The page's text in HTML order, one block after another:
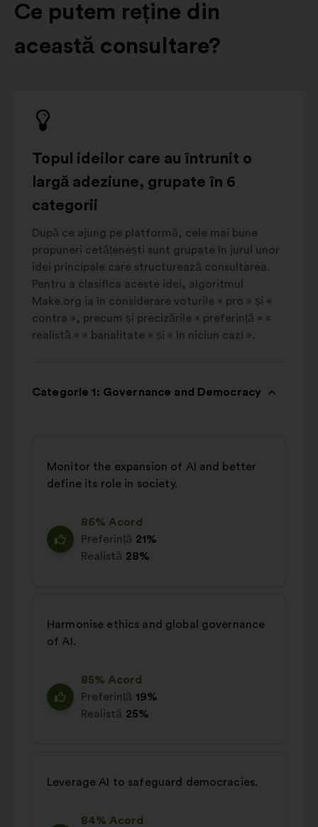
Ce putem reține din
această consultare?
Topul ideilor care au întrunit o
largă adeziune, grupate în 6
categorii
După ce ajung pe platformă, cele mai bune
propuneri cetățenești sunt grupate în jurul unor
idei principale care structurează consultarea.
Pentru a clasifica aceste idei, algoritmul
Make.org ia în considerare voturile « pro » și «
contra », precum și precizările « preferință » «
realistă » « banalitate » și « în niciun caz! ».
Categorie 1: Governance and Democracy
Monitor the expansion of AI and better
define its role in society.
86% Acord
Preferință 21%
Realistă 28%
Harmonise ethics and global governance
of AI.
85% Acord
Preferință 19%
Realistă 25%
Leverage AI to safeguard democracies.
84% Acord